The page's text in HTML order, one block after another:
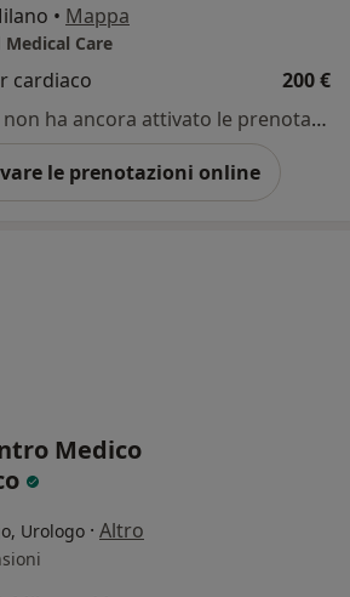
• Mappa
Care
cardiaco
200 €
Questo dottore non ha ancora attivato le prenotazioni online presso questo indirizzo.
le prenotazioni online
Medico
Urologo · Altro